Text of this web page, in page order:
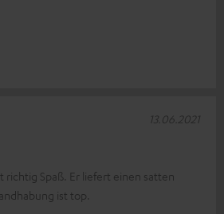
richtig Spaß. Er liefert einen satten
ist top.
13.06.2021